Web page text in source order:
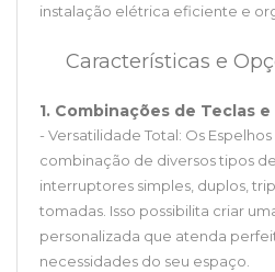
instalação elétrica eficiente e
Características e
1. Combinações de Teclas
- Versatilidade Total: Os
combinação de diversos tipos
interruptores simples, duplos,
tomadas. Isso possibilita criar
personalizada que atenda
necessidades do seu espaço.